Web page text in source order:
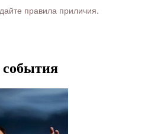
правила приличия.